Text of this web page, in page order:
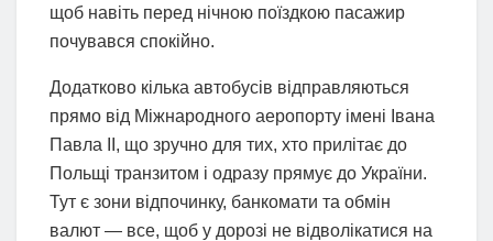
щоб навіть перед нічною поїздкою пасажир
почувався спокійно.
Додатково кілька автобусів відправляються
прямо від Міжнародного аеропорту імені Івана
Павла II, що зручно для тих, хто прилітає до
Польщі транзитом і одразу прямує до України.
Тут є зони відпочинку, банкомати та обмін
валют — все, щоб у дорозі не відволікатися на